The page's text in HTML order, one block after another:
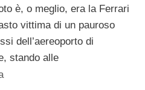
è, o meglio, era la Ferrari
vittima di un pauroso
dell’aereoporto di
stando alle